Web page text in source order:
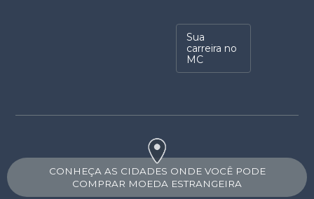
Sua
carreira no
MC
CONHEÇA AS CIDADES ONDE VOCÊ PODE
COMPRAR MOEDA ESTRANGEIRA